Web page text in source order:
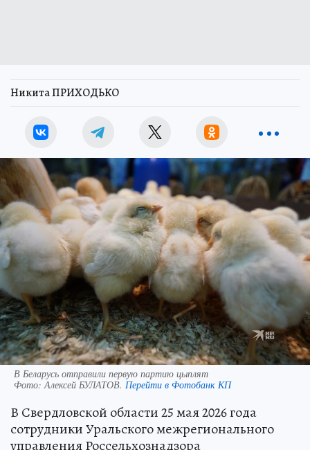
Никита ПРИХОДЬКО
В Беларусь отправили первую партию цыплят
Фото:Алексей БУЛАТОВ. Перейти в Фотобанк КП
В Свердловской области 25 мая 2026 года
сотрудники Уральского межрегионального
управления Россельхознадзора